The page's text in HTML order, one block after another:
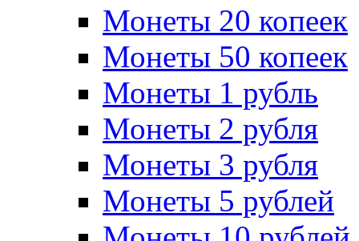
Монеты 20 копеек
Монеты 50 копеек
Монеты 1 рубль
Монеты 2 рубля
Монеты 3 рубля
Монеты 5 рублей